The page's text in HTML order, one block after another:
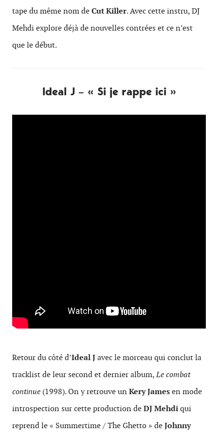
tape du même nom deCut Killer. Avec cette instru, DJ
Mehdi explore déjà de nouvelles contrées et ce n’est
que le début.
Ideal J – « Si je rappe ici »
Retour du côté d’Ideal Javec le morceau qui conclut la
tracklist de leur second et dernier album,Le combat
continue (1998). On y retrouve unKery Jamesen mode
introspection sur cette production deDJ Mehdiqui
reprend le « Summertime / The Ghetto » deJohnny